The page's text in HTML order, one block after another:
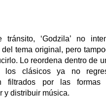
tránsito, ‘Godzila’ no
del tema original, pero
Lo reordena dentro de
los clásicos ya no
filtrados por las formas
y distribuir música.